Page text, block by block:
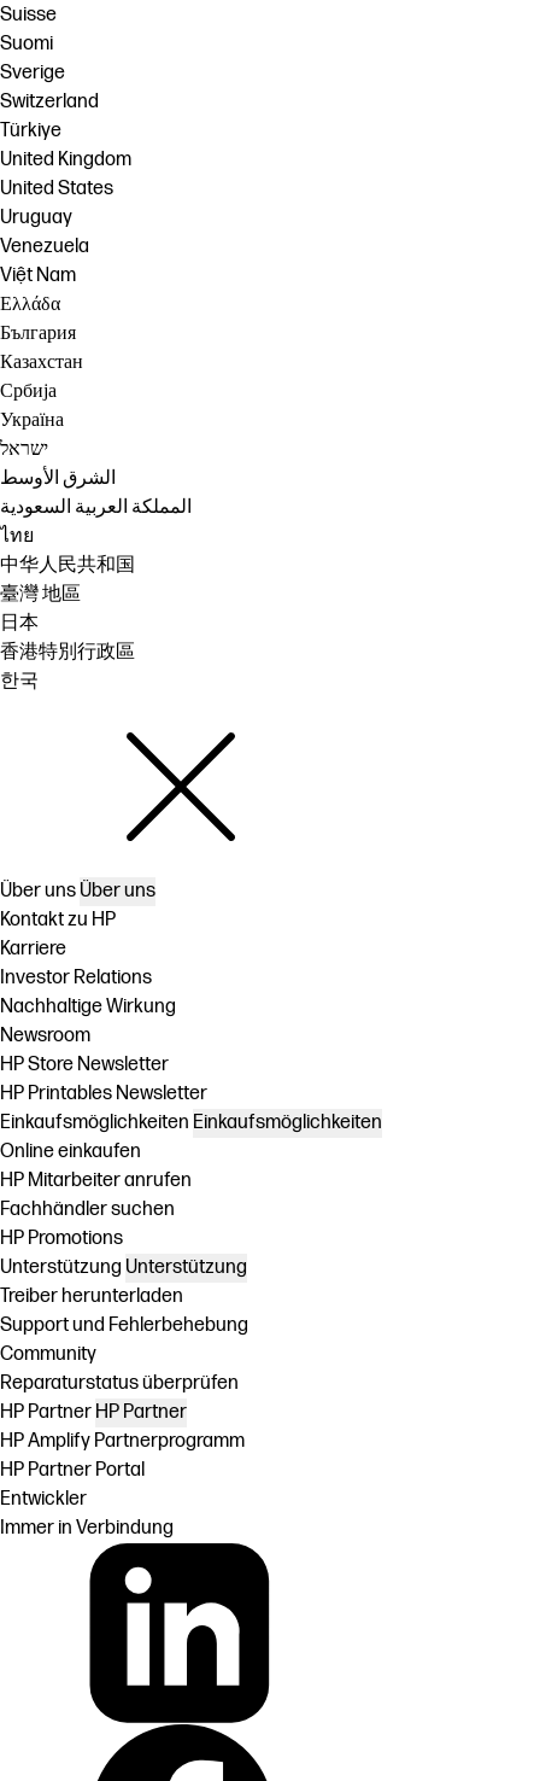
Suisse
Suomi
Sverige
Switzerland
Türkiye
United Kingdom
United States
Uruguay
Venezuela
Việt Nam
Ελλάδα
България
Казахстан
Србија
Україна
ישראל
الشرق الأوسط
المملكة العربية السعودية
ไทย
中华人民共和国
臺灣 地區
日本
香港特別行政區
한국
Über uns Über uns
Kontakt zu HP
Karriere
Investor Relations
Nachhaltige Wirkung
Newsroom
HP Store Newsletter
HP Printables Newsletter
Einkaufsmöglichkeiten Einkaufsmöglichkeiten
Online einkaufen
HP Mitarbeiter anrufen
Fachhändler suchen
HP Promotions
Unterstützung Unterstützung
Treiber herunterladen
Support und Fehlerbehebung
Community
Reparaturstatus überprüfen
HP Partner HP Partner
HP Amplify Partnerprogramm
HP Partner Portal
Entwickler
Immer in Verbindung